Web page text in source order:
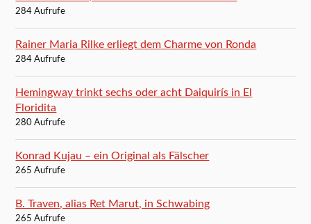
284 Aufrufe
Rainer Maria Rilke erliegt dem Charme von Ronda
284 Aufrufe
Hemingway trinkt sechs oder acht Daiquirís in El
Floridita
280 Aufrufe
Konrad Kujau – ein Original als Fälscher
265 Aufrufe
B. Traven, alias Ret Marut, in Schwabing
265 Aufrufe